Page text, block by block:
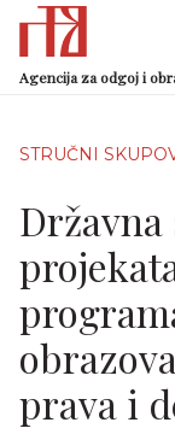
Agencija za odgoj i
STRUČNI
prava i